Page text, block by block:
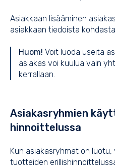
Asiakkaan lisääminen
asiakkaan tiedoista kohdasta
Huom! Voit luoda useita
asiakas voi kuulua vain
kerrallaan.
Asiakasryhmien
hinnoittelussa
Kun asiakasryhmät on
tuotteiden